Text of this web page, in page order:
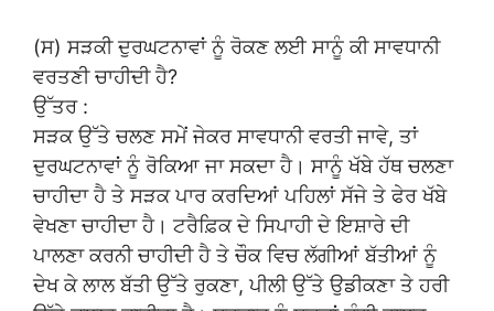
(ਸ) ਸੜਕੀ ਦੁਰਘਟਨਾਵਾਂ ਨੂੰ ਰੋਕਣ ਲਈ ਸਾਨੂੰ ਕੀ ਸਾਵਧਾਨੀ
ਵਰਤਣੀ ਚਾਹੀਦੀ ਹੈ?
ਉੱਤਰ :
ਸੜਕ ਉੱਤੇ ਚਲਣ ਸਮੇਂ ਜੇਕਰ ਸਾਵਧਾਨੀ ਵਰਤੀ ਜਾਵੇ, ਤਾਂ
ਦੁਰਘਟਨਾਵਾਂ ਨੂੰ ਰੋਕਿਆ ਜਾ ਸਕਦਾ ਹੈ। ਸਾਨੂੰ ਖੱਬੇ ਹੱਥ ਚਲਣਾ
ਚਾਹੀਦਾ ਹੈ ਤੇ ਸੜਕ ਪਾਰ ਕਰਦਿਆਂ ਪਹਿਲਾਂ ਸੱਜੇ ਤੇ ਫੇਰ ਖੱਬੇ
ਵੇਖਣਾ ਚਾਹੀਦਾ ਹੈ। ਟਰੈਫ਼ਿਕ ਦੇ ਸਿਪਾਹੀ ਦੇ ਇਸ਼ਾਰੇ ਦੀ
ਪਾਲਣਾ ਕਰਨੀ ਚਾਹੀਦੀ ਹੈ ਤੇ ਚੌਕ ਵਿਚ ਲੱਗੀਆਂ ਬੱਤੀਆਂ ਨੂੰ
ਦੇਖ ਕੇ ਲਾਲ ਬੱਤੀ ਉੱਤੇ ਰੁਕਣਾ, ਪੀਲੀ ਉੱਤੇ ਉਡੀਕਣਾ ਤੇ ਹਰੀ